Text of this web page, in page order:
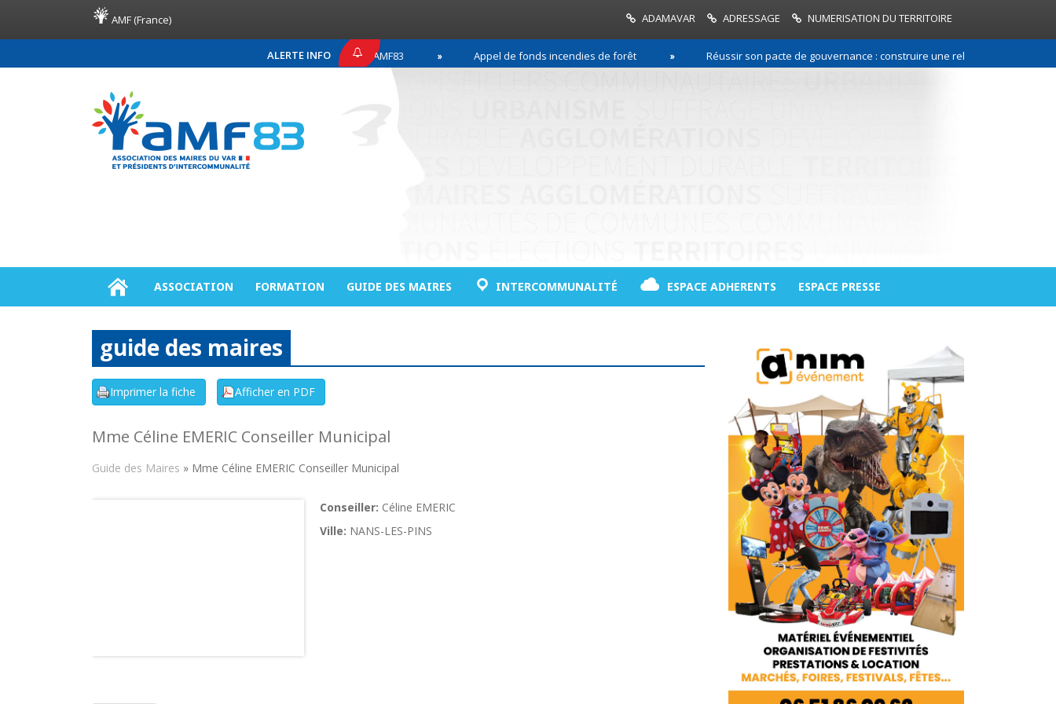
AMF (France) ADAMAVAR ADRESSAGE NUMERISATION DU TERRITOIRE
ALERTE INFO
COMMUNIQUÉ DE PRESSE AMF83 Appel de fonds incendies de forêt Réussir son pacte de gouvernance : construire une relation de confiance entre
ASSOCIATION FORMATION GUIDE DES MAIRES INTERCOMMUNALITÉ ESPACE ADHERENTS ESPACE PRESSE
guide des maires
Mme Céline EMERIC Conseiller Municipal
Guide des Maires » Mme Céline EMERIC Conseiller Municipal
Conseiller: Céline EMERIC
Ville: NANS-LES-PINS